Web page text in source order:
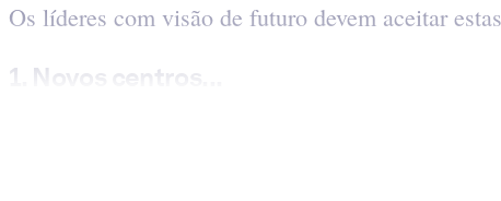
Os líderes com visão de futuro devem aceitar
1. Novos centros...